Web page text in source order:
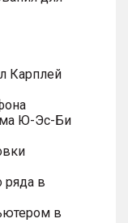
Карплей
Ю-Эс-Би
ряда в
в